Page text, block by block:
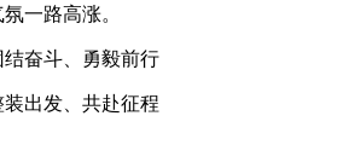
一路高涨。
结奋斗、勇毅前行
出发、共赴征程